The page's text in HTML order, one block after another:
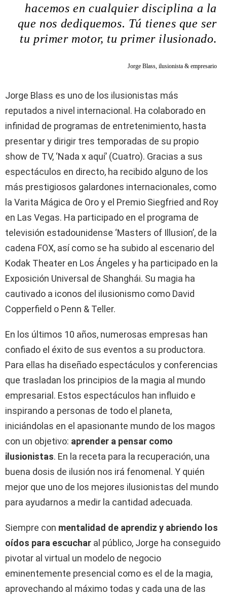
hacemos en cualquier disciplina a la
que nos dediquemos. Tú tienes que ser
tu primer motor, tu primer ilusionado.
Jorge Blass, ilusionista & empresario
Jorge Blass es uno de los ilusionistas más
reputados a nivel internacional. Ha colaborado en
infinidad de programas de entretenimiento, hasta
presentar y dirigir tres temporadas de su propio
show de TV, ‘Nada x aquí’ (Cuatro). Gracias a sus
espectáculos en directo, ha recibido alguno de los
más prestigiosos galardones internacionales, como
la Varita Mágica de Oro y el Premio Siegfried and Roy
en Las Vegas. Ha participado en el programa de
televisión estadounidense ‘Masters of Illusion’, de la
cadena FOX, así como se ha subido al escenario del
Kodak Theater en Los Ángeles y ha participado en la
Exposición Universal de Shanghái. Su magia ha
cautivado a iconos del ilusionismo como David
Copperfield o Penn & Teller.
En los últimos 10 años, numerosas empresas han
confiado el éxito de sus eventos a su productora.
Para ellas ha diseñado espectáculos y conferencias
que trasladan los principios de la magia al mundo
empresarial. Estos espectáculos han influido e
inspirando a personas de todo el planeta,
iniciándolas en el apasionante mundo de los magos
con un objetivo: aprender a pensar como
ilusionistas. En la receta para la recuperación, una
buena dosis de ilusión nos irá fenomenal. Y quién
mejor que uno de los mejores ilusionistas del mundo
para ayudarnos a medir la cantidad adecuada.
Siempre con mentalidad de aprendiz y abriendo los
oídos para escuchar al público, Jorge ha conseguido
pivotar al virtual un modelo de negocio
eminentemente presencial como es el de la magia,
aprovechando al máximo todas y cada una de las